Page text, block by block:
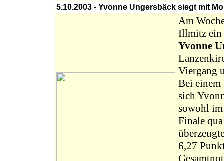
5.10.2003 - Yvonne Ungersbäck siegt mit
Am
Illmitz ein
Yvonne
Viergang
Bei
sich
sowohl
Finale
6,27